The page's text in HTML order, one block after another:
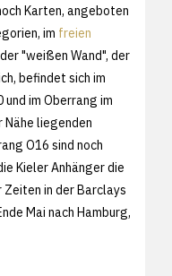
Karten, angeboten
im freien
"weißen Wand", der
befindet sich im
im Oberrang im
Nähe liegenden
O16 sind noch
Kieler Anhänger die
in der Barclays
Mai nach Hamburg,